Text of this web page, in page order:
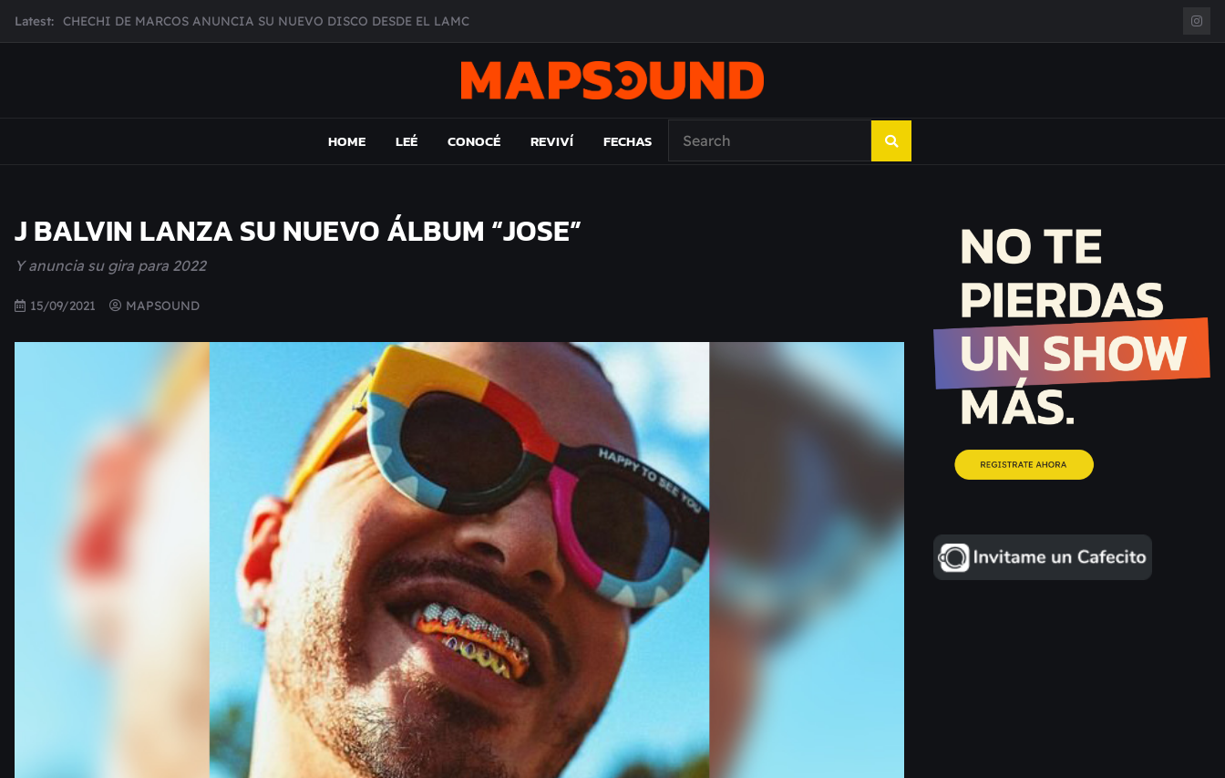
Latest:
HOME LEÉ CONOCÉ REVIVÍ FECHAS
J BALVIN LANZA SU NUEVO ÁLBUM “JOSE”
Y anuncia su gira para 2022
15/09/2021 MAPSOUND